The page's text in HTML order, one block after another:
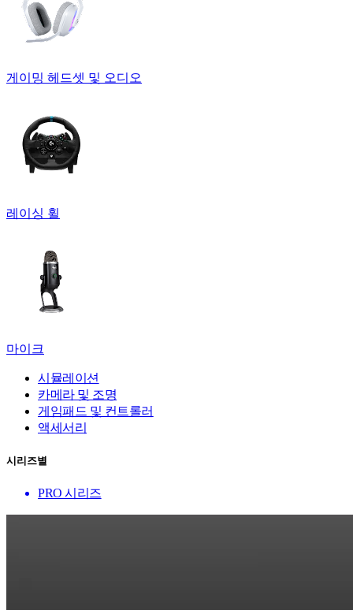
게이밍 헤드셋 및 오디오
레이싱 휠
마이크
시뮬레이션
카메라 및 조명
게임패드 및 컨트롤러
액세서리
시리즈별
PRO 시리즈